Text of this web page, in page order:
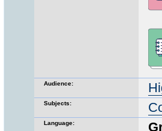
Audience:
Subjects:
Language: